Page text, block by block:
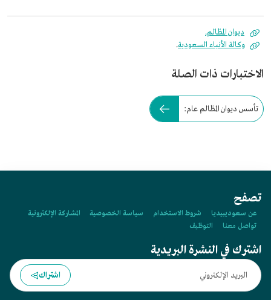
ديوان المظالم.
وكالة الأنباء السعودية.
الاختبارات ذات الصلة
تأسس ديوان المظالم عام:
تصفح
عن سعوديبيديا شروط الاستخدام سياسة الخصوصية
المشاركة الإلكترونية
تواصل معنا
التوظيف
اشترك في النشرة البريدية
اشتراك